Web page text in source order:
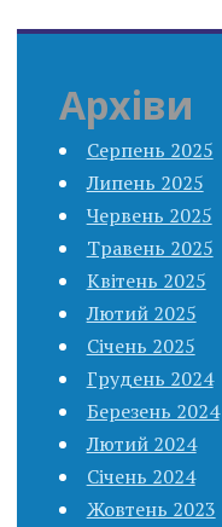
Архіви
Серпень 2025
Липень 2025
Червень 2025
Травень 2025
Квітень 2025
Лютий 2025
Січень 2025
Грудень 2024
Березень 2024
Лютий 2024
Січень 2024
Жовтень 2023